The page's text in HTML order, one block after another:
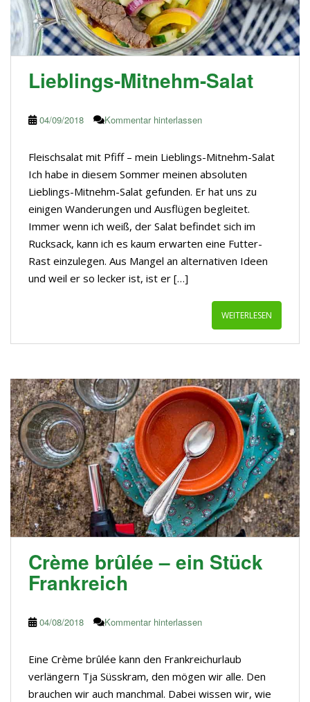
Lieblings-Mitnehm-Salat
04/09/2018 Kommentar hinterlassen
Fleischsalat mit Pfiff – mein Lieblings-Mitnehm-Salat
Ich habe in diesem Sommer meinen absoluten
Lieblings-Mitnehm-Salat gefunden. Er hat uns zu
einigen Wanderungen und Ausflügen begleitet.
Immer wenn ich weiß, der Salat befindet sich im
Rucksack, kann ich es kaum erwarten eine Futter-
Rast einzulegen. Aus Mangel an alternativen Ideen
und weil er so lecker ist, ist er […]
WEITERLESEN
Crème brûlée – ein Stück
Frankreich
04/08/2018 Kommentar hinterlassen
Eine Crème brûlée kann den Frankreichurlaub
verlängern Tja Süsskram, den mögen wir alle. Den
brauchen wir auch manchmal. Dabei wissen wir, wie